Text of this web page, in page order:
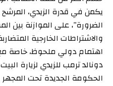
يكمن في قدرة الزيدي،
الضرورة”، على الموازنة بين
والاشتراطات الخارجية
اهتمام دولي ملحوظ، خاصة
دونالد ترمب للزيدي لزيارة
الحكومة الجديدة تحت المجهر